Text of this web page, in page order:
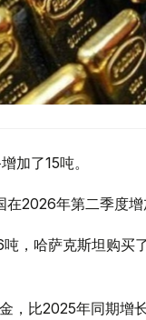
加了15吨。
2026年第二季度增
，哈萨克斯坦购买
，比2025年同期增